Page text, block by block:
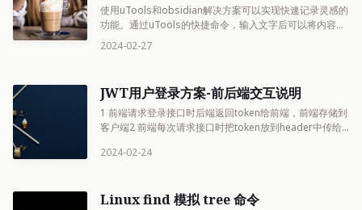
使用uTools和obsidian解决方案可以实现快速记录灵感的
功能。通过uTools的快捷命令，输入文字后可以将内容保
存到obsidian软件里。这个方案比obsidian里的
QuickAdd插件更加快捷方便。
2024-02-27
JWT用户登录方案-前后端交互说明
1 前端请求登录接口时后端返回token给前端，前端存储到
客户端2 前端每次请求接口时把token放到header中传给
请求接口（比如还剩10分钟即将过期时），此时后端会检
2024-02-24
Linux find 模拟 tree 命令